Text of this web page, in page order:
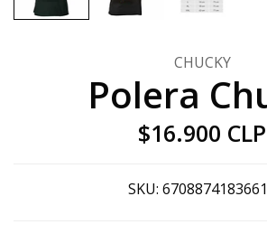
CHUCKY
Polera
$16.900 CLP
SKU: